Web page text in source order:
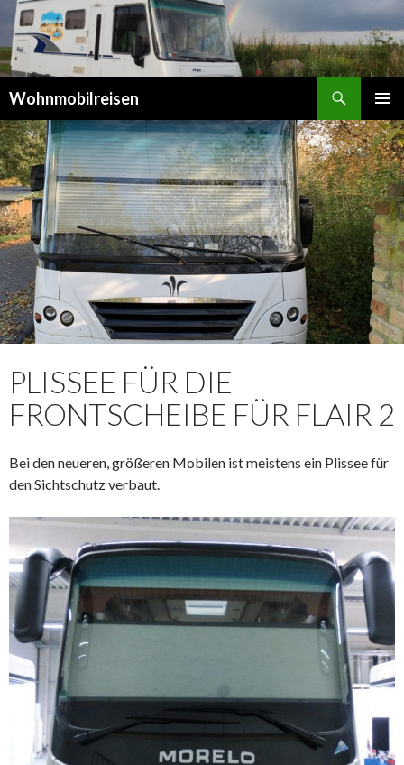
Wohnmobilreisen
MENÜ
ZUM
INHALT
PLISSEE FÜR DIE
FRONTSCHEIBE FÜR FLAIR 2
Bei den neueren, größeren Mobilen ist meistens ein Plissee für
den Sichtschutz verbaut.